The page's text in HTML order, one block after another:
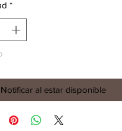
*
Notificar al estar disponible